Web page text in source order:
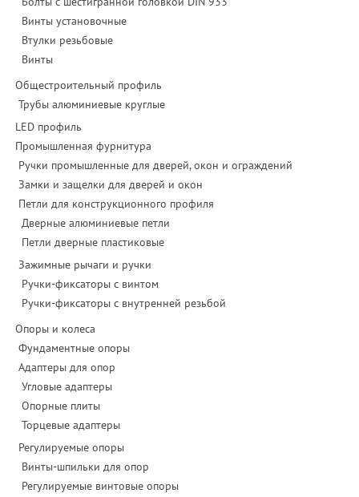
Винты установочные
Втулки резьбовые
Винты
Общестроительный профиль
Трубы алюминиевые круглые
LED профиль
Промышленная фурнитура
Ручки промышленные для дверей, окон и ограждений
Замки и защелки для дверей и окон
Петли для конструкционного профиля
Дверные алюминиевые петли
Петли дверные пластиковые
Зажимные рычаги и ручки
Ручки-фиксаторы c винтом
Ручки-фиксаторы c внутренней резьбой
Опоры и колеса
Фундаментные опоры
Адаптеры для опор
Угловые адаптеры
Опорные плиты
Торцевые адаптеры
Регулируемые опоры
Винты-шпильки для опор
Регулируемые винтовые опоры